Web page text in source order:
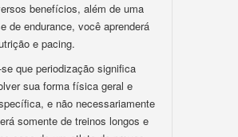
benefícios, além de uma
de endurance, você aprenderá
e pacing.
se que periodização significa
sua forma física geral e
e não necessariamente
somente de treinos longos e